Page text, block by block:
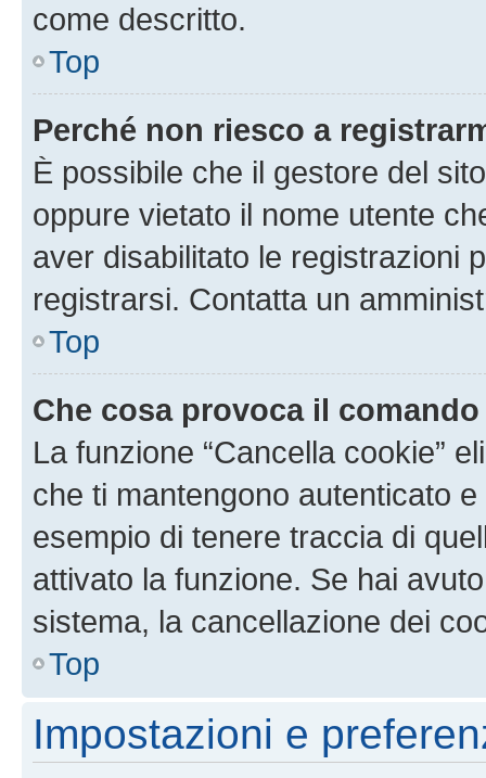
come descritto.
Top
Perché non riesco a
È possibile che il gestore del
oppure vietato il nome utente
aver disabilitato le registrazioni
registrarsi. Contatta un
Top
Che cosa provoca il
La funzione “Cancella cookie”
che ti mantengono autenticato
esempio di tenere traccia di
attivato la funzione. Se hai
sistema, la cancellazione dei
Top
Impostazioni e